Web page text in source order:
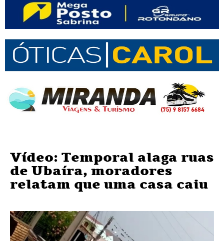
Vídeo: Temporal alaga ruas
de Ubaíra, moradores
relatam que uma casa caiu